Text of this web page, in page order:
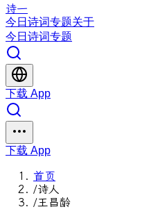
诗一
今日 诗词专题关于
今日 诗词专题
下载 App
下载 App
首页
/诗人
/王昌龄